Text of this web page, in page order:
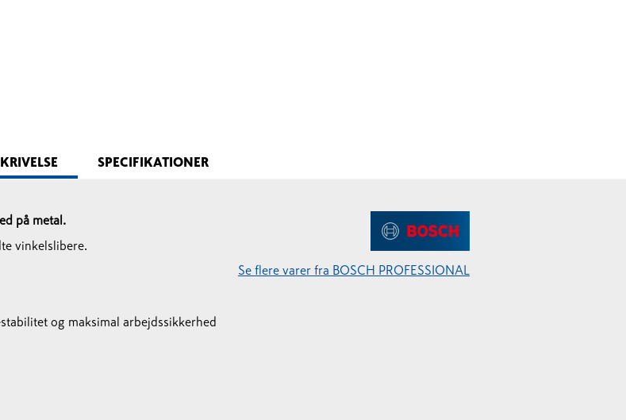
SPECIFIKATIONER
på metal.
vinkelslibere.
og maksimal arbejdssikkerhed
Se flere varer fra BOSCH PROFESSIONAL